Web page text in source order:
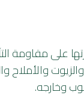
على مقاومة
والأملاح
وخارجه.